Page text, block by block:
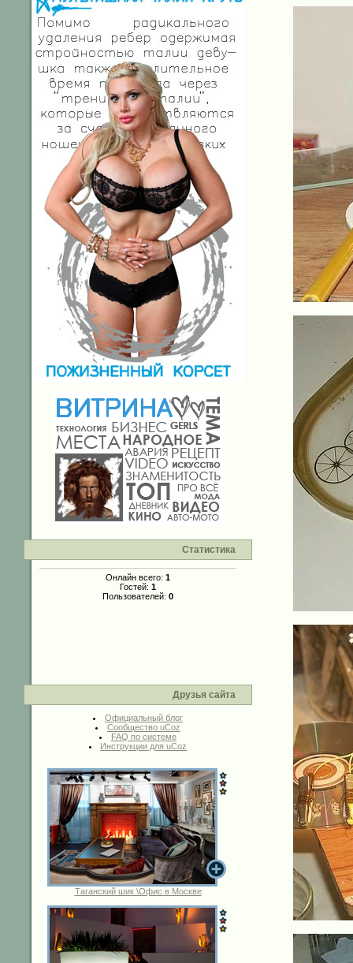
Статистика
Онлайн всего: 1
Гостей: 1
Пользователей: 0
Друзья сайта
Официальный блог
Сообщество uCoz
FAQ по системе
Инструкции для uCoz
Таганский шик \Офис в Москве